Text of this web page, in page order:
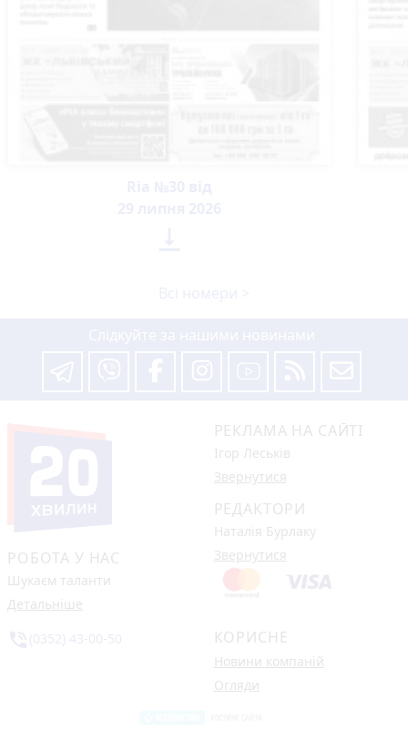
РОБОТА У НАС
Шукаєм таланти
Детальніше
РЕКЛАМА НА САЙТІ
Ігор Леськів
Звернутися
РЕДАКТОРИ
Наталія Бурлаку
Звернутися
КОРИСНЕ
Новини компаній
Огляди